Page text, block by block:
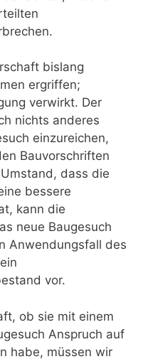
bislang
ergriffen;
verwirkt. Der
nichts anderes
einzureichen,
Bauvorschriften
dass die
bessere
kann die
neue Baugesuch
Anwendungsfall des
vor.
ob sie mit einem
Anspruch auf
habe, müssen wir